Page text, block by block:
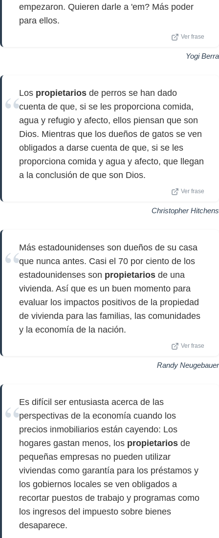
empezaron. Quieren darle a 'em? Más poder
para ellos.
Ver frase
Yogi Berra
Los propietarios de perros se han dado
cuenta de que, si se les proporciona comida,
agua y refugio y afecto, ellos piensan que son
Dios. Mientras que los dueños de gatos se ven
obligados a darse cuenta de que, si se les
proporciona comida y agua y afecto, que llegan
a la conclusión de que son Dios.
Ver frase
Christopher Hitchens
Más estadounidenses son dueños de su casa
que nunca antes. Casi el 70 por ciento de los
estadounidenses son propietarios de una
vivienda. Así que es un buen momento para
evaluar los impactos positivos de la propiedad
de vivienda para las familias, las comunidades
y la economía de la nación.
Ver frase
Randy Neugebauer
Es difícil ser entusiasta acerca de las
perspectivas de la economía cuando los
precios inmobiliarios están cayendo: Los
hogares gastan menos, los propietarios de
pequeñas empresas no pueden utilizar
viviendas como garantía para los préstamos y
los gobiernos locales se ven obligados a
recortar puestos de trabajo y programas como
los ingresos del impuesto sobre bienes
desaparece.